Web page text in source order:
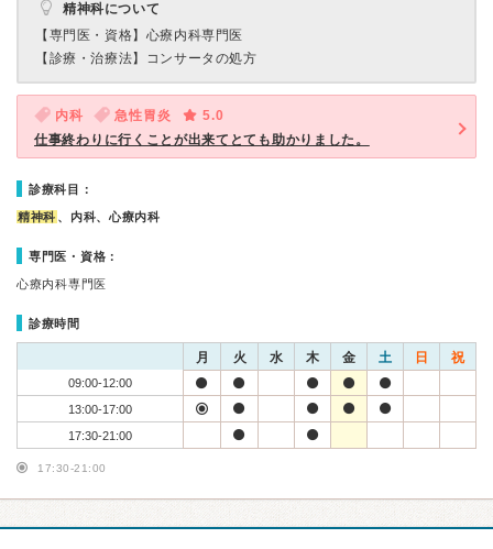
精神科について
【専門医・資格】 心療内科専門医
【診療・治療法】 コンサータの処方
内科 急性胃炎
5.0
仕事終わりに行くことが出来てとても助かりました。
診療科目：
精神科 、内科、心療内科
専門医・資格：
心療内科専門医
診療時間
月 火 水 木 金 土 日 祝
09:00-12:00
13:00-17:00
17:30-21:00
17:30-21:00